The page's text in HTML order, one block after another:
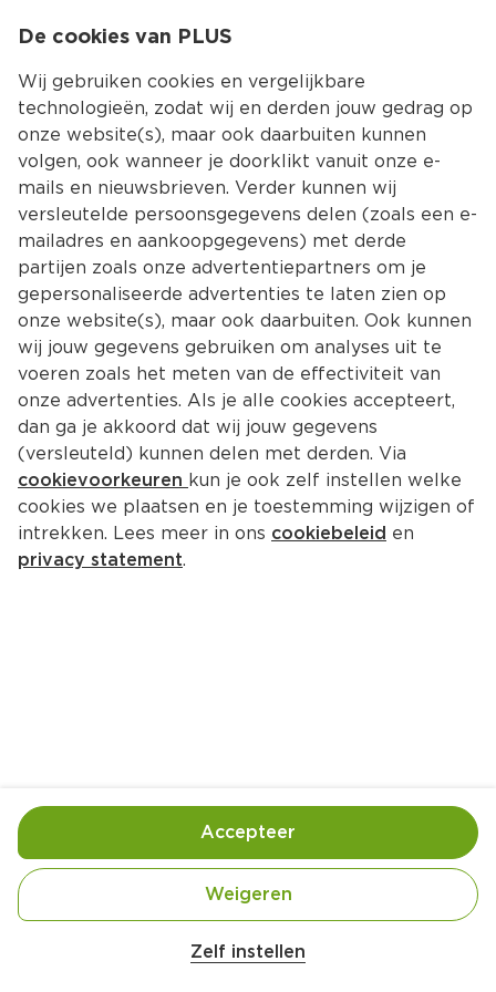
Kies jouw
Terug Producten
PLUS Boerentrots Mager
rundergehakt Blonde D'Aquitaine
Handige informatie over dit product
Beter Leven 2 Ster
De cookies van PLUS
Wij gebruiken cookies en vergelijkbare
technologieën, zodat wij en derden jouw gedrag op
onze website(s), maar ook daarbuiten kunnen
volgen, ook wanneer je doorklikt vanuit onze e-
mails en nieuwsbrieven. Verder kunnen wij
versleutelde persoonsgegevens delen (zoals een e-
mailadres en aankoopgegevens) met derde
partijen zoals onze advertentiepartners om je
gepersonaliseerde advertenties te laten zien op
onze website(s), maar ook daarbuiten. Ook kunnen
wij jouw gegevens gebruiken om analyses uit te
voeren zoals het meten van de effectiviteit van
onze advertenties. Als je alle cookies accepteert,
dan ga je akkoord dat wij jouw gegevens
(versleuteld) kunnen delen met derden. Via
cookievoorkeuren kun je ook zelf instellen welke
cookies we plaatsen en je toestemming wijzigen of
intrekken. Lees meer in ons cookiebeleid en
privacy statement.
Zelf instellen
Weigeren
Accepteer